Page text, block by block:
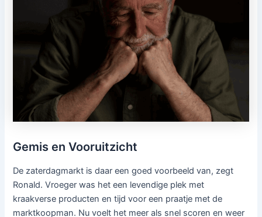
Gemis en Vooruitzicht
De zaterdagmarkt is daar een goed voorbeeld van, zegt
Ronald. Vroeger was het een levendige plek met
kraakverse producten en tijd voor een praatje met de
marktkoopman. Nu voelt het meer als snel scoren en weer